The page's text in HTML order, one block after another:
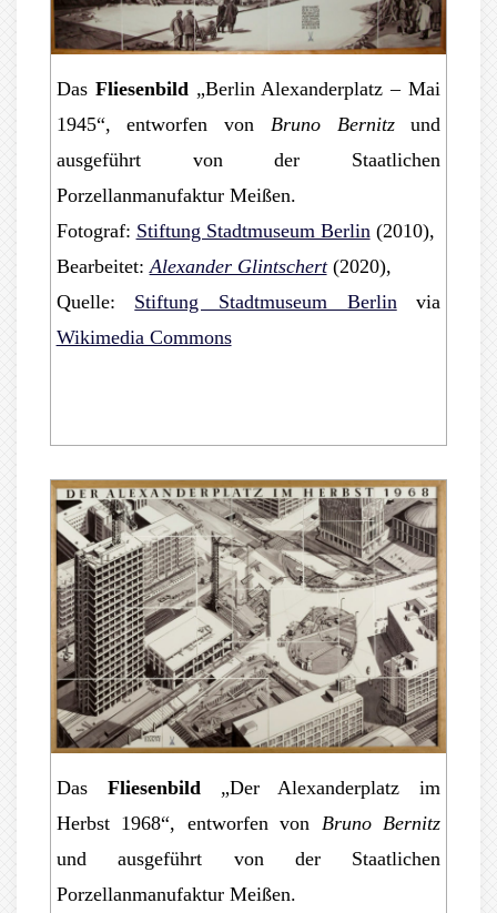
Das Fliesenbild„Berlin Alexanderplatz – Mai
1945“, entworfen von Bruno Bernitzund
ausgeführt von der Staatlichen
Porzellanmanufaktur Meißen.
Fotograf: Stiftung Stadtmuseum Berlin(2010),
Bearbeitet:Alexander Glintschert(2020),
Quelle: Stiftung Stadtmuseum Berlinvia
Wikimedia Commons
Das Fliesenbild „Der Alexanderplatz im
Herbst 1968“, entworfen von Bruno Bernitz
und ausgeführt von der Staatlichen
Porzellanmanufaktur Meißen.